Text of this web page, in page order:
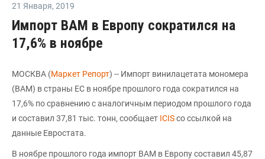
21 Января, 2019
Импорт ВАМ в Европу сократился на
17,6% в ноябре
МОСКВА (Маркет Репорт) -- Импорт винилацетата мономера
(ВАМ) в страны ЕС в ноябре прошлого года сократился на
17,6% по сравнению с аналогичным периодом прошлого года
и составил 37,81 тыс. тонн, сообщает ICISсо ссылкой на
данные Евростата.
В ноябре прошлого года импорт ВАМ в Европу составил 45,87